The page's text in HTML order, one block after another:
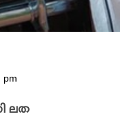
pm
ലത